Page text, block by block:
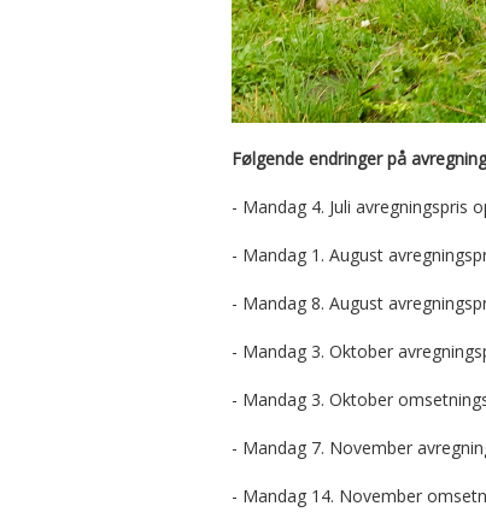
Følgende endringer på
- Mandag 4. Juli avregningspris
- Mandag 1. August
- Mandag 8. August
- Mandag 3. Oktober
- Mandag 3. Oktober
- Mandag 7. November
- Mandag 14. November